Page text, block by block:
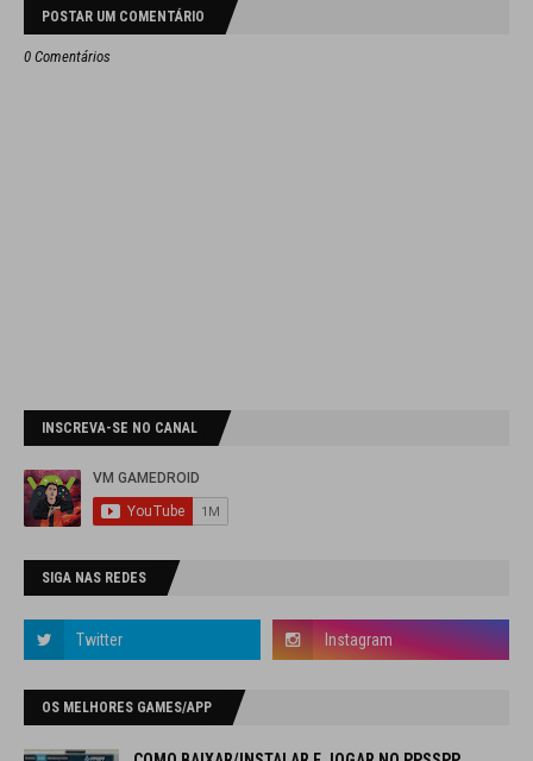
POSTAR UM COMENTÁRIO
0 Comentários
INSCREVA-SE NO CANAL
SIGA NAS REDES
OS MELHORES GAMES/APP